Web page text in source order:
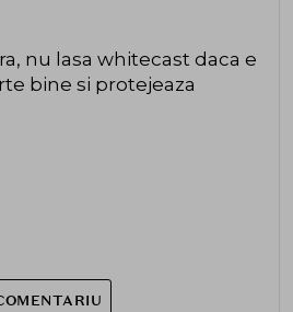
nu lasa whitecast daca e
bine si protejeaza